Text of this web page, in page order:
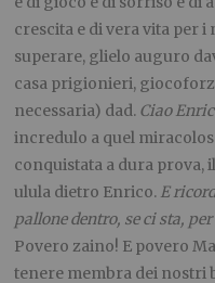
crescita e di vera vita per
superare, glielo auguro
casa prigionieri,
necessaria) dad. Ciao
incredulo a quel
conquistata a dura prova,
ulula dietro Enrico. E
pallone dentro, se ci sta,
Povero zaino! E povero
tenere membra dei nostri